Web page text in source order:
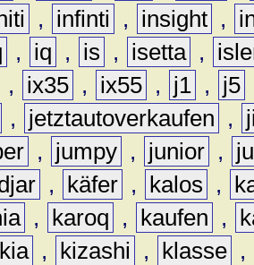
, infinti , insight ,
, iq , is , isetta ,
, ix35 , ix55 , j1 , j5
, jetztautoverkaufen ,
, jumpy , junior ,
, käfer , kalos ,
, karoq , kaufen ,
kia , kizashi , klasse ,